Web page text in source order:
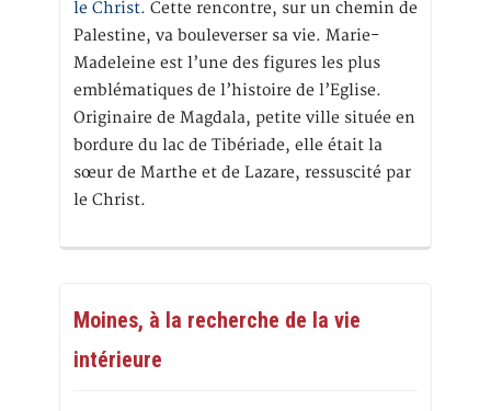
le Christ. Cette rencontre, sur un chemin de
Palestine, va bouleverser sa vie. Marie-
Madeleine est l’une des figures les plus
emblématiques de l’histoire de l’Eglise.
Originaire de Magdala, petite ville située en
bordure du lac de Tibériade, elle était la
sœur de Marthe et de Lazare, ressuscité par
le Christ.
Moines, à la recherche de la vie
intérieure